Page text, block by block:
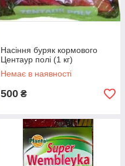
Насіння буряк кормового
Центаур полі (1 кг)
Немає в наявності
500 ₴